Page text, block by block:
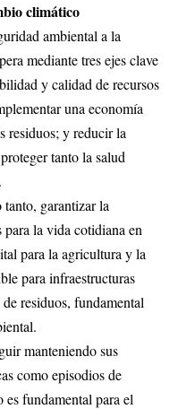
climático
ambiental a la
mediante tres ejes clave
y calidad de recursos
una economía
residuos; y reducir la
tanto la salud
garantizar la
para la vida cotidiana en
para la agricultura y la
para infraestructuras
residuos, fundamental
manteniendo sus
como episodios de
fundamental para el